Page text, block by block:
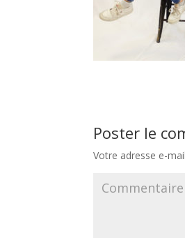
Poster le
Votre adresse e-